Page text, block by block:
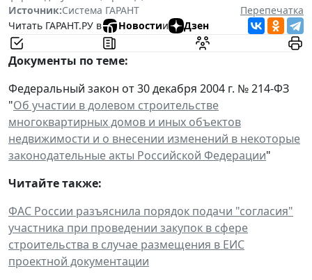
Источник:Система ГАРАНТ
Перепечатка
Читать ГАРАНТ.РУ в
Новостии Дзен
Документы по теме:
Федеральный закон от 30 декабря 2004 г. № 214-ФЗ
"Об участии в долевом строительстве
многоквартирных домов и иных объектов
недвижимости и о внесении изменений в некоторые
законодательные акты Российской Федерации"
Читайте также:
ФАС России разъяснила порядок подачи "согласия"
участника при проведении закупок в сфере
строительства в случае размещения в ЕИС
проектной документации